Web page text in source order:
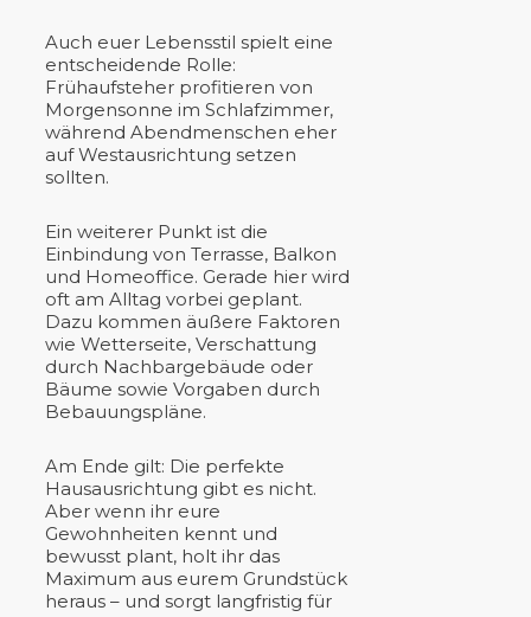
Auch euer Lebensstil spielt eine
entscheidende Rolle:
Frühaufsteher profitieren von
Morgensonne im Schlafzimmer,
während Abendmenschen eher
auf Westausrichtung setzen
sollten.
Ein weiterer Punkt ist die
Einbindung von Terrasse, Balkon
und Homeoffice. Gerade hier wird
oft am Alltag vorbei geplant.
Dazu kommen äußere Faktoren
wie Wetterseite, Verschattung
durch Nachbargebäude oder
Bäume sowie Vorgaben durch
Bebauungspläne.
Am Ende gilt: Die perfekte
Hausausrichtung gibt es nicht.
Aber wenn ihr eure
Gewohnheiten kennt und
bewusst plant, holt ihr das
Maximum aus eurem Grundstück
heraus – und sorgt langfristig für